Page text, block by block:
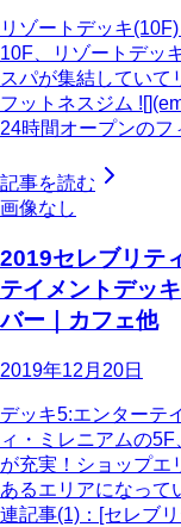
リゾートデッキ
10F、リゾートデッ
スパが集結していて
フットネスジム
24時間オープンの
記事を読む
画像なし
2019セレブリテ
テイメントデッ
バー｜カフェ他
2019年12月20日
デッキ5:エンターテ
ィ・ミレニアムの
が充実！ショップエ
あるエリアになって
連記事(1)：[セレブ